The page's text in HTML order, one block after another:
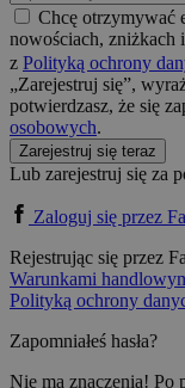
Chcę otrzymywać
nowościach, zniżkach
z Polityką ochrony
„Zarejestruj się”,
potwierdzasz, że się
osobowych.
Zarejestruj się teraz
Lub zarejestruj się za
Zaloguj się przez
Rejestrując się przez
Warunkami
Polityką ochrony
Zapomniałeś hasła?
Nie ma znaczenia! Po